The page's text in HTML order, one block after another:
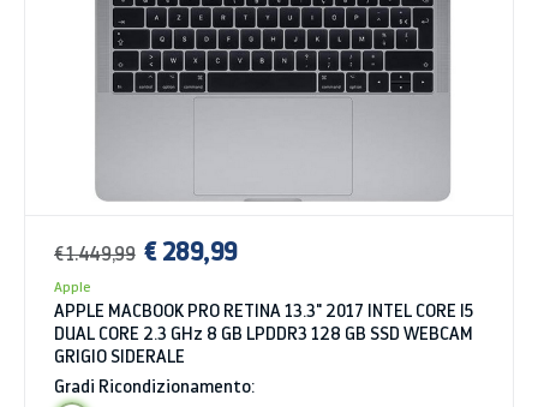
€ 1.449,99 € 289,99
Apple
APPLE MACBOOK PRO RETINA 13.3" 2017 INTEL CORE I5
DUAL CORE 2.3 GHz 8 GB LPDDR3 128 GB SSD WEBCAM
GRIGIO SIDERALE
Gradi Ricondizionamento: